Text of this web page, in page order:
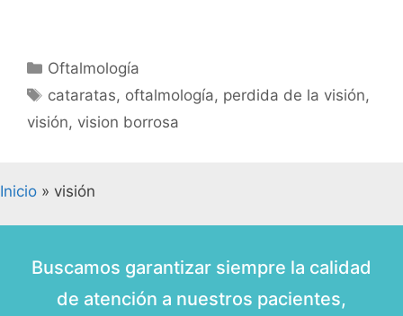
Oftalmología
cataratas, oftalmología, perdida de la visión,
visión, vision borrosa
Inicio » visión
Buscamos garantizar siempre la calidad
de atención a nuestros pacientes,